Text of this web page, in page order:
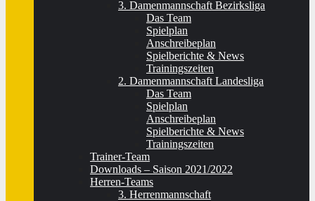
3. Damenmannschaft Bezirksliga
Das Team
Spielplan
Anschreibeplan
Spielberichte & News
Trainingszeiten
2. Damenmannschaft Landesliga
Das Team
Spielplan
Anschreibeplan
Spielberichte & News
Trainingszeiten
Trainer-Team
Downloads – Saison 2021/2022
Herren-Teams
3. Herrenmannschaft